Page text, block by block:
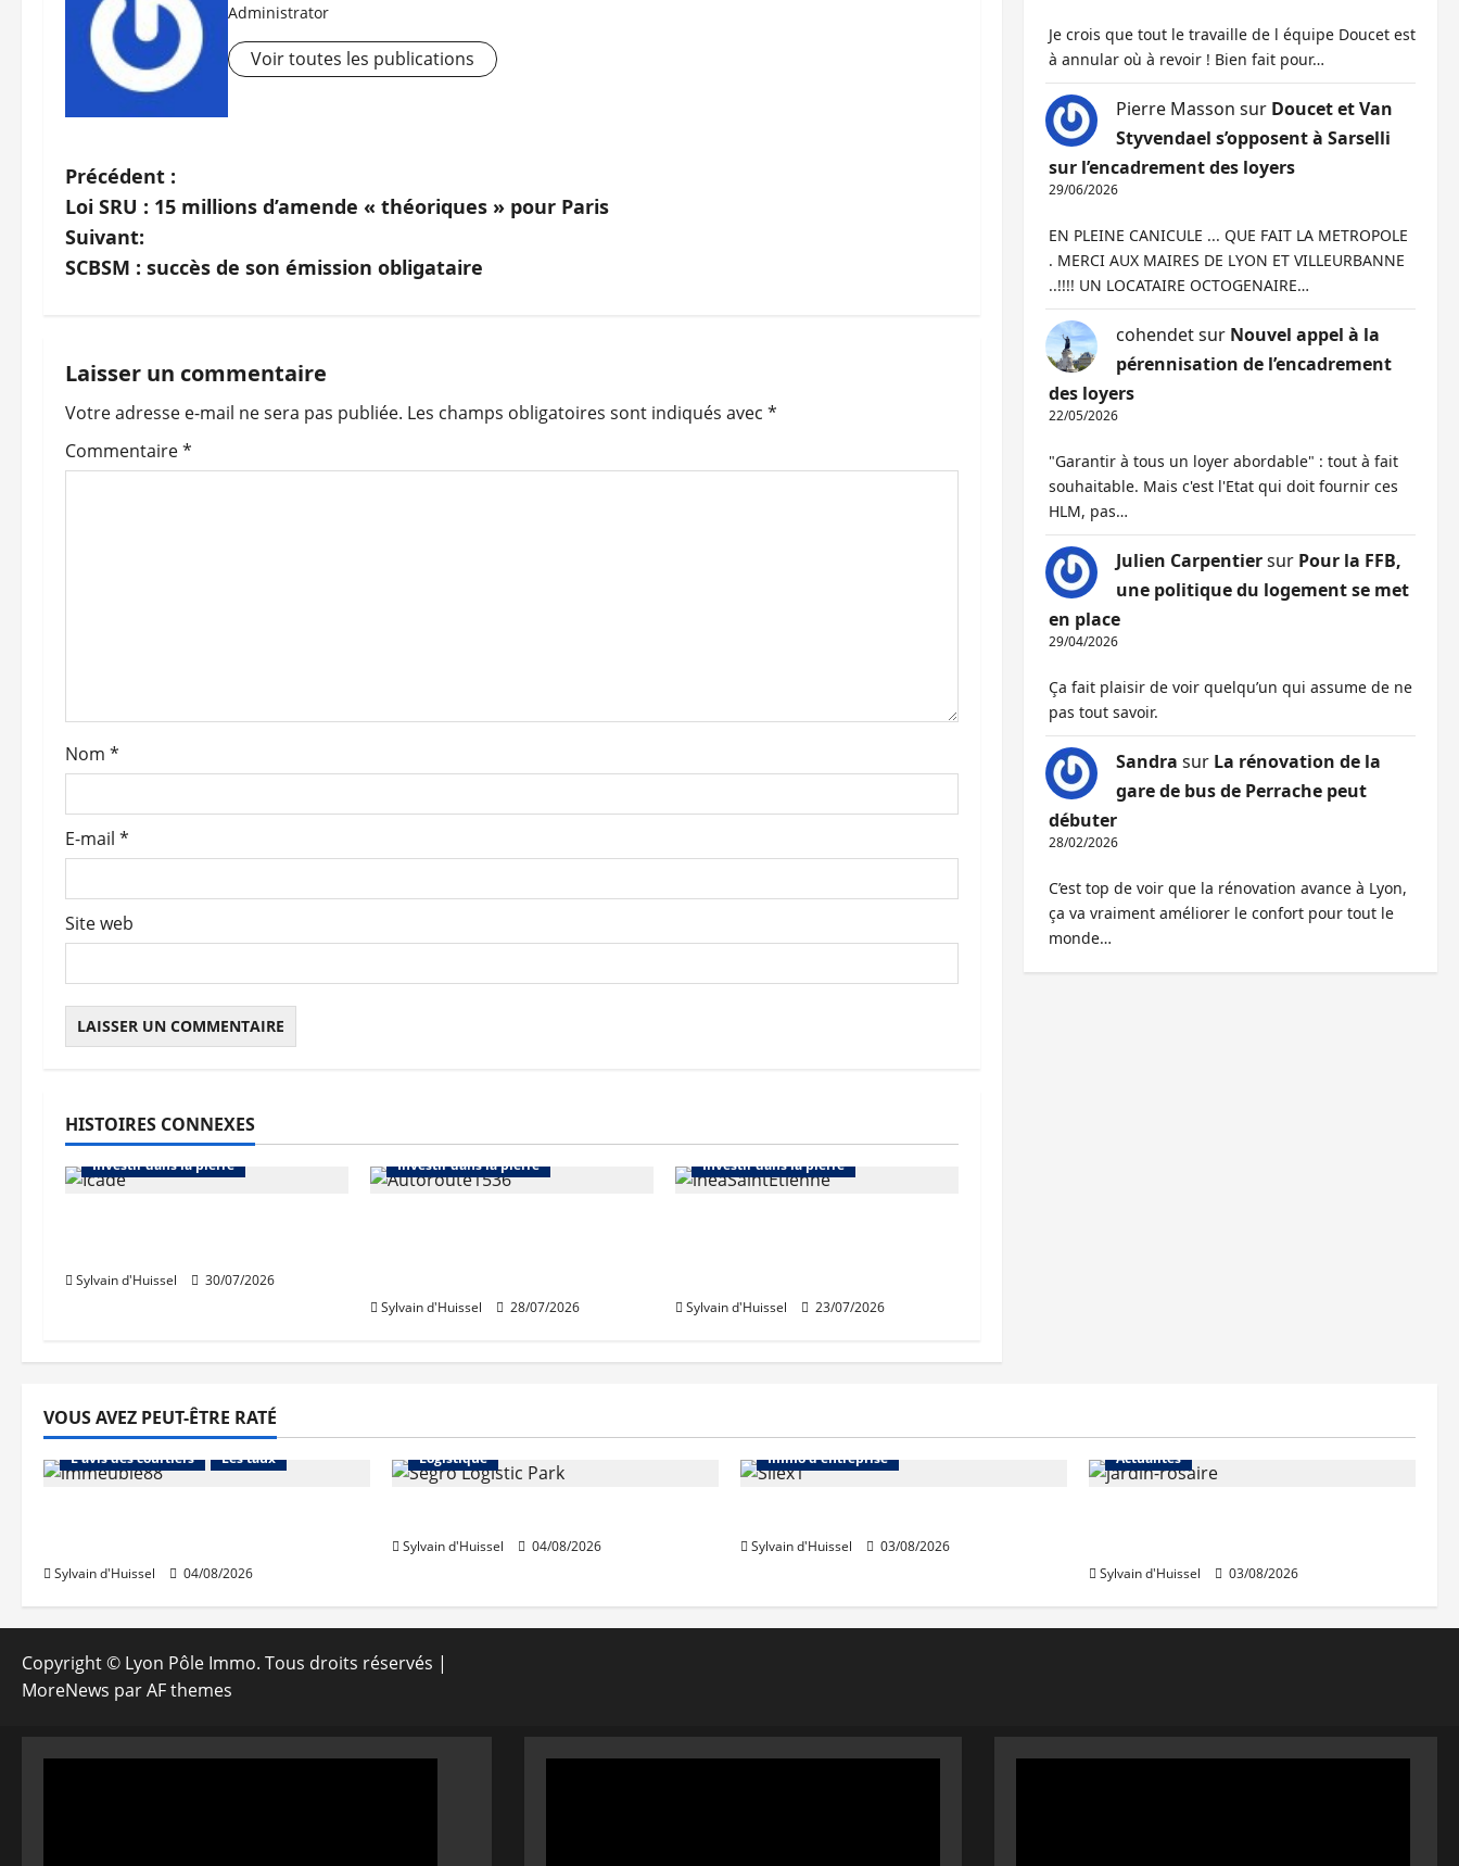
Administrator
Voir toutes les publications
N
a
v
g
a
t
a
r
t
i
c
l
e
Précédent :
Loi SRU : 15 millions d’amende « théoriques » pour Paris
Suivant:
SCBSM : succès de son émission obligataire
Laisser un commentaire
Votre adresse e-mail ne sera pas publiée. Les champs obligatoires sont indiqués avec *
Commentaire*
Nom *
E-mail *
Site web
HISTOIRES CONNEXES
Bureaux
Immo d'entreprise
Investir dans la pierre
Sylvain d'Huissel 30/07/2026
Investir dans la pierre
Sylvain d'Huissel 28/07/2026
Investir dans la pierre
Sylvain d'Huissel 23/07/2026
Je crois que tout le travaille de l équipe Doucet est
à annular où à revoir ! Bien fait pour…
Pierre Masson sur Doucet et Van
Styvendael s’opposent à Sarselli
sur l’encadrement des loyers
29/06/2026
EN PLEINE CANICULE ... QUE FAIT LA METROPOLE
. MERCI AUX MAIRES DE LYON ET VILLEURBANNE
..!!!! UN LOCATAIRE OCTOGENAIRE…
cohendetsur Nouvel appel à la
pérennisation de l’encadrement
des loyers
22/05/2026
"Garantir à tous un loyer abordable" : tout à fait
souhaitable. Mais c'est l'Etat qui doit fournir ces
HLM, pas…
Julien Carpentiersur Pour la FFB,
une politique du logement se met
en place
29/04/2026
Ça fait plaisir de voir quelqu’un qui assume de ne
pas tout savoir.
Sandra sur La rénovation de la
gare de bus de Perrache peut
débuter
28/02/2026
C’est top de voir que la rénovation avance à Lyon,
ça va vraiment améliorer le confort pour tout le
monde…
VOUS AVEZ PEUT-ÊTRE RATÉ
Abonnés
Financement
L'avis des courtiers
Les taux
Sylvain d'Huissel 04/08/2026
Logistique
Sylvain d'Huissel 04/08/2026
Immo d'entreprise
Sylvain d'Huissel 03/08/2026
Actualités
Sylvain d'Huissel 03/08/2026
Copyright © Lyon Pôle Immo. Tous droits réservés |
MoreNews par AF themes